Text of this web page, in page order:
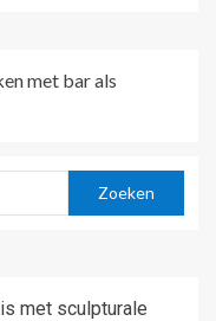
met bar als
met sculpturale